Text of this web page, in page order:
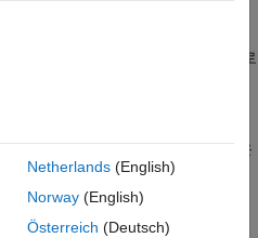
= getDataStrs(sdsID)
로
위, 형식 및 좌표계 특성을
= getDataStrs(sdsID,maxlen) 은
이블, 단위, 형식 및 좌표계 특성을
특성 텍스트의 최대 길이입니다.
1000으로 설정됩니다.
Netherlands(English)
Norway(English)
Österreich (Deutsch)